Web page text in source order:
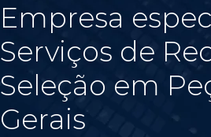
Empresa
Serviços de
Seleção em
Gerais